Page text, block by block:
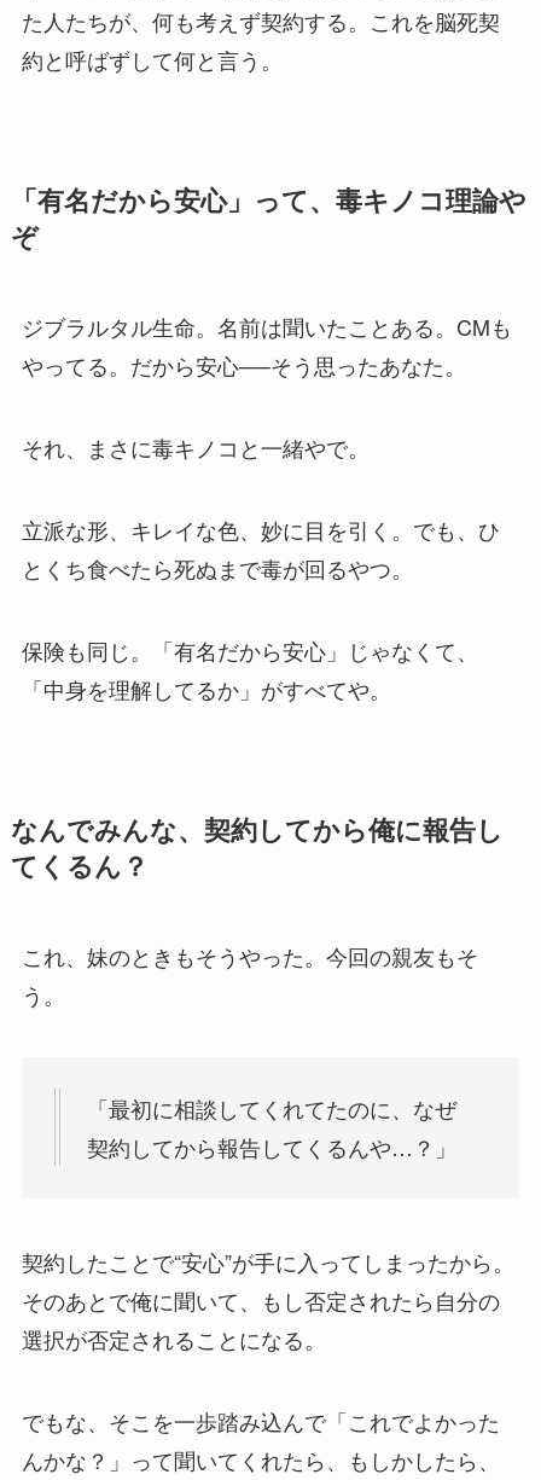
た人たちが、何も考えず契約する。これを脳死契
約と呼ばずして何と言う。
「有名だから安心」って、毒キノコ理論や
ぞ
ジブラルタル生命。名前は聞いたことある。CMも
やってる。だから安心──そう思ったあなた。
それ、まさに毒キノコと一緒やで。
立派な形、キレイな色、妙に目を引く。でも、ひ
とくち食べたら死ぬまで毒が回るやつ。
保険も同じ。「有名だから安心」じゃなくて、
「中身を理解してるか」がすべてや。
なんでみんな、契約してから俺に報告し
てくるん？
これ、妹のときもそうやった。今回の親友もそ
う。
「最初に相談してくれてたのに、なぜ
契約してから報告してくるんや…？」
契約したことで“安心”が手に入ってしまったから。
そのあとで俺に聞いて、もし否定されたら自分の
選択が否定されることになる。
でもな、そこを一歩踏み込んで「これでよかった
んかな？」って聞いてくれたら、もしかしたら、